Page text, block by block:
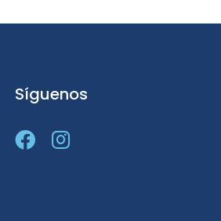
Síguenos